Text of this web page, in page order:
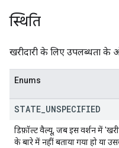
स्थिति
खरीदारी के लिए उपलब्धता के
Enums
STATE UNSPECIFIED
डिफ़ॉल्ट वैल्यू, जब इस वर्शन में
के बारे में नहीं बताया गया हो या